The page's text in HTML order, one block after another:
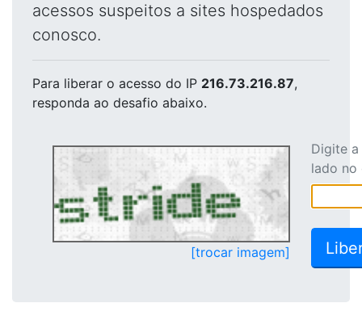
acessos suspeitos a sites hospedados
conosco.
Para liberar o acesso do IP 216.73.216.87,
responda ao desafio abaixo.
[trocar imagem]
Digite
lado no